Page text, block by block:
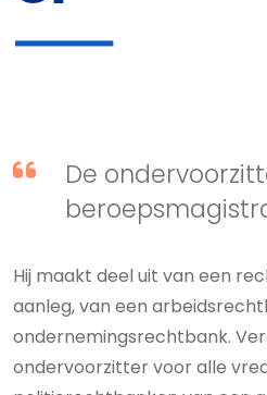
De
Hij maakt deel uit van een
aanleg, van een
ondernemingsrechtbank.
ondervoorzitter voor alle